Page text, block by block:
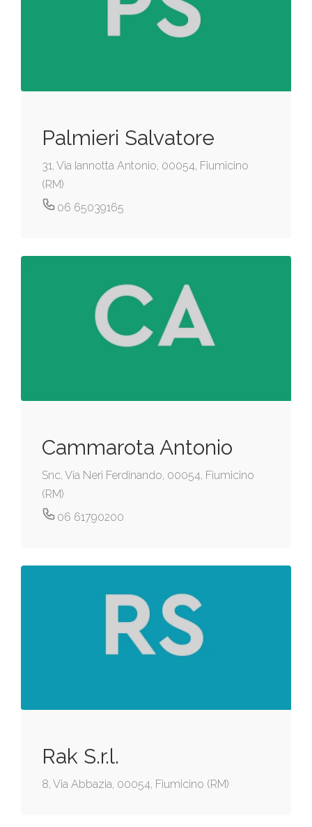
Palmieri Salvatore
31, Via Iannotta Antonio, 00054, Fiumicino
(RM)
06 65039165
Cammarota Antonio
Snc, Via Neri Ferdinando, 00054, Fiumicino
(RM)
06 61790200
Rak S.r.l.
8, Via Abbazia, 00054, Fiumicino (RM)